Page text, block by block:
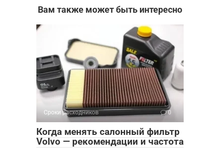
Вам также может быть интересно
Сроки расходников 0
Когда менять салонный фильтр
Volvo — рекомендации и частота